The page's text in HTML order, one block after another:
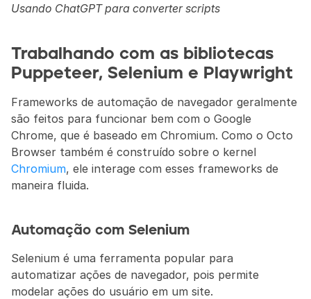
Usando ChatGPT para converter scripts
Trabalhando com as bibliotecas
Puppeteer, Selenium e Playwright
Frameworks de automação de navegador geralmente
são feitos para funcionar bem com o Google
Chrome, que é baseado em Chromium. Como o Octo
Chromium, ele interage com esses frameworks de
maneira fluida.
Automação com Selenium
Selenium é uma ferramenta popular para
automatizar ações de navegador, pois permite
modelar ações do usuário em um site.